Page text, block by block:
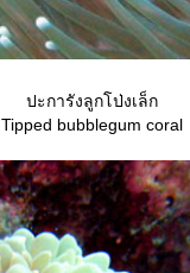
ปะการังลูกโป่งเล็ก
Tipped bubblegum coral